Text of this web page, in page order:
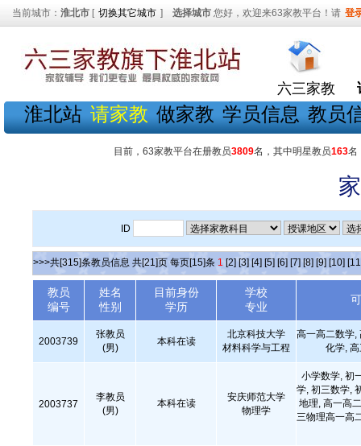
当前城市： 淮北市 [ 切换其它城市 ] 选择城市 您好，欢迎来63家教平台！请 登
六三家教
淮北站 请家教 做家教 学员信息 教员
目前，63家教平台在册教员3809名，其中明星教员163名
ID
>>>共[315]条教员信息 共[21]页 每页[15]条 1 [2] [3] [4] [5] [6] [7] [8] [9] [10]
教员
编号
姓名
性别
目前身份
学历
学校
专业
2003739
张教员
(男)
本科在读
北京科技大学
材料科学与工程
高一高二数学,
化学,
2003737
李教员
(男)
本科在读
安庆师范大学
物理学
小学数学, 初
学, 初三数学,
地理, 高一高
三物理高一高